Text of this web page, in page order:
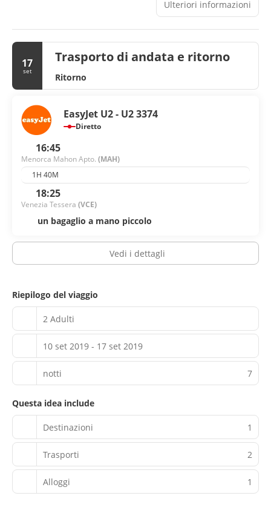
sportivi. • Sala conferenze con 760 posti a sedere. •
Certificato secondo gli standard ISO 9001 e ISO 14001 di
gestione ambientale. POSIZIONE • 300 m dalla tranquilla
spiaggia di Punta Prima. • 4 km dal paese di San Luis. • 10
km dall'aeroporto di Mahon. • 25 km dal campo da golf a 18
buche di Son Parc. • Animali non ammessi.
Ulteriori informazioni
17
set
Trasporto di andata e ritorno
Ritorno
EasyJet U2 - U2 3374
Diretto
16:45
Menorca Mahon Apto. (MAH)
1H 40M
18:25
Venezia Tessera (VCE)
un bagaglio a mano piccolo
Vedi i dettagli
Riepilogo del viaggio
2 Adulti
10 set 2019 - 17 set 2019
notti 7
Questa idea include
Destinazioni 1
Trasporti 2
Alloggi 1